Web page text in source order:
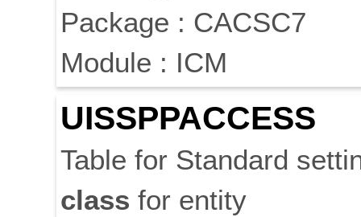
Package : CACSC7
Module : ICM
UISSPPACCESS
Table for Standard
class for entity